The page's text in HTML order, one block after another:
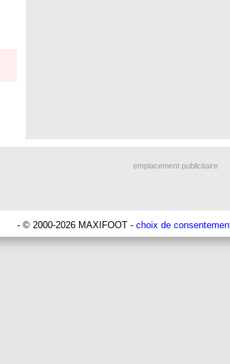
emplacement publicitaire
- © 2000-2026 MAXIFOOT - choix de